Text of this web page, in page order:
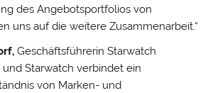
des Angebotsportfolios von
uns auf die weitere Zusammenarbeit.“
Geschäftsführerin Starwatch
und Starwatch verbindet ein
von Marken- und